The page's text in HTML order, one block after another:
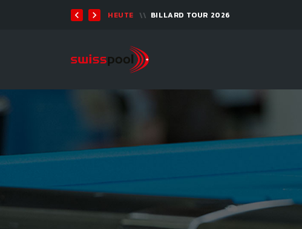
2026 - 9-BALL HEUTE BILLARD TOUR 2026